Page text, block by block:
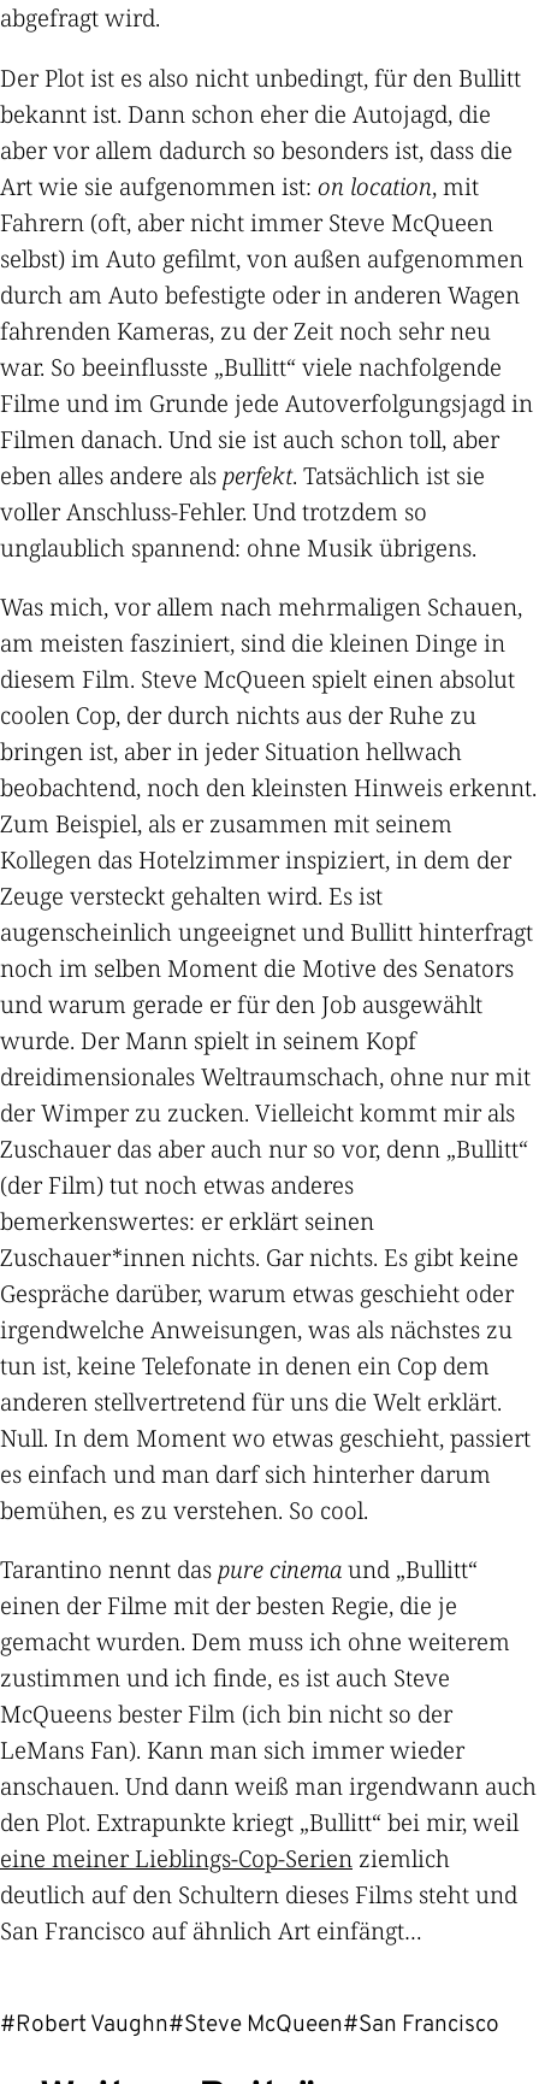
abgefragt wird.
Der Plot ist es also nicht unbedingt, für den Bullitt
bekannt ist. Dann schon eher die Autojagd, die
aber vor allem dadurch so besonders ist, dass die
Art wie sie aufgenommen ist: on location, mit
Fahrern (oft, aber nicht immer Steve McQueen
selbst) im Auto gefilmt, von außen aufgenommen
durch am Auto befestigte oder in anderen Wagen
fahrenden Kameras, zu der Zeit noch sehr neu
war. So beeinflusste „Bullitt“ viele nachfolgende
Filme und im Grunde jede Autoverfolgungsjagd in
Filmen danach. Und sie ist auch schon toll, aber
eben alles andere als perfekt. Tatsächlich ist sie
voller Anschluss-Fehler. Und trotzdem so
unglaublich spannend: ohne Musik übrigens.
Was mich, vor allem nach mehrmaligen Schauen,
am meisten fasziniert, sind die kleinen Dinge in
diesem Film. Steve McQueen spielt einen absolut
coolen Cop, der durch nichts aus der Ruhe zu
bringen ist, aber in jeder Situation hellwach
beobachtend, noch den kleinsten Hinweis erkennt.
Zum Beispiel, als er zusammen mit seinem
Kollegen das Hotelzimmer inspiziert, in dem der
Zeuge versteckt gehalten wird. Es ist
augenscheinlich ungeeignet und Bullitt hinterfragt
noch im selben Moment die Motive des Senators
und warum gerade er für den Job ausgewählt
wurde. Der Mann spielt in seinem Kopf
dreidimensionales Weltraumschach, ohne nur mit
der Wimper zu zucken. Vielleicht kommt mir als
Zuschauer das aber auch nur so vor, denn „Bullitt“
(der Film) tut noch etwas anderes
bemerkenswertes: er erklärt seinen
Zuschauer*innen nichts. Gar nichts. Es gibt keine
Gespräche darüber, warum etwas geschieht oder
irgendwelche Anweisungen, was als nächstes zu
tun ist, keine Telefonate in denen ein Cop dem
anderen stellvertretend für uns die Welt erklärt.
Null. In dem Moment wo etwas geschieht, passiert
es einfach und man darf sich hinterher darum
bemühen, es zu verstehen. So cool.
Tarantino nennt das pure cinemaund „Bullitt“
einen der Filme mit der besten Regie, die je
gemacht wurden. Dem muss ich ohne weiterem
zustimmen und ich finde, es ist auch Steve
McQueens bester Film (ich bin nicht so der
LeMans Fan). Kann man sich immer wieder
anschauen. Und dann weiß man irgendwann auch
den Plot. Extrapunkte kriegt „Bullitt“ bei mir, weil
eine meiner Lieblings-Cop-Serien ziemlich
deutlich auf den Schultern dieses Films steht und
San Francisco auf ähnlich Art einfängt…
#Robert Vaughn#Steve McQueen#San Francisco